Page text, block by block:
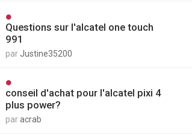
Questions sur l'alcatel one touch
991
par Justine35200
conseil d'achat pour l'alcatel pixi 4
plus power?
paracrab